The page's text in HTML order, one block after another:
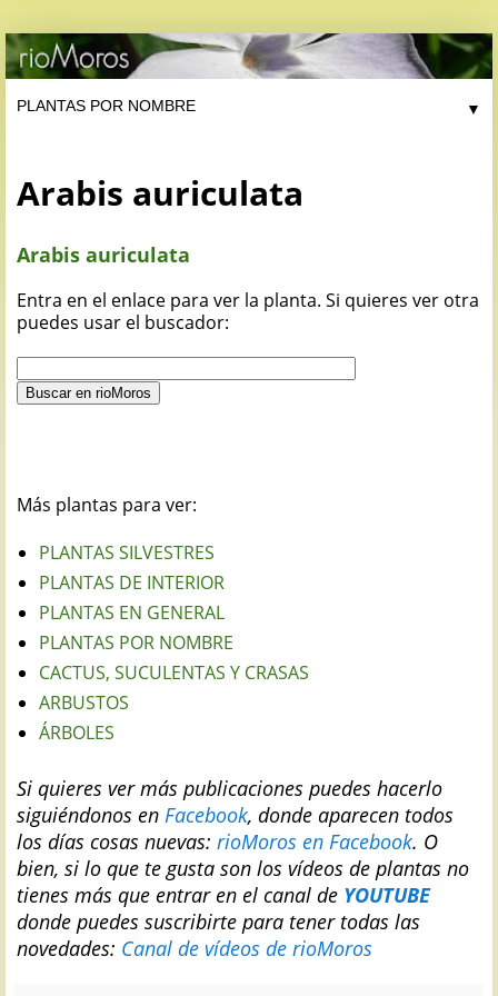
▼
Arabis auriculata
Arabis auriculata
Entra en el enlace para ver la planta. Si quieres ver otra
puedes usar el buscador:
Más plantas para ver:
PLANTAS SILVESTRES
PLANTAS DE INTERIOR
PLANTAS EN GENERAL
PLANTAS POR NOMBRE
CACTUS, SUCULENTAS Y CRASAS
ARBUSTOS
ÁRBOLES
Si quieres ver más publicaciones puedes hacerlo
siguiéndonos en Facebook, donde aparecen todos
los días cosas nuevas: rioMoros en Facebook. O
bien, si lo que te gusta son los vídeos de plantas no
tienes más que entrar en el canal de YOUTUBE
donde puedes suscribirte para tener todas las
novedades: Canal de vídeos de rioMoros